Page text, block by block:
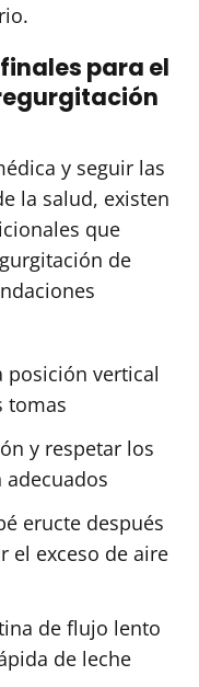
para el
y seguir las
la salud, existen
que
de
posición vertical
tomas
y respetar los
eructe después
el exceso de aire
de flujo lento
de leche